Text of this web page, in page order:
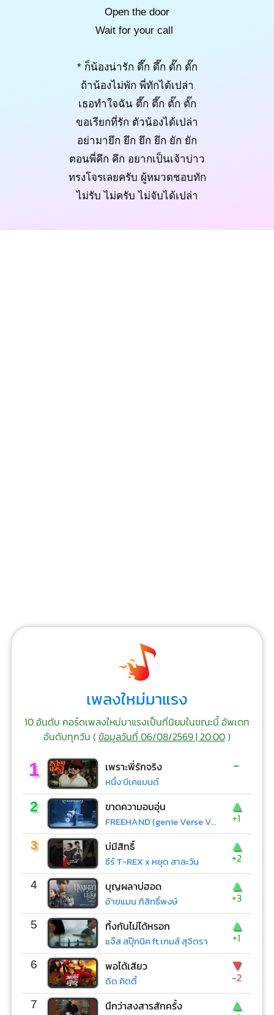
Open the door
Wait for your call
* ก็น้องน่ารัก ดึ๊ก ดึ๊ก ดั๊ก ดั๊ก
ถ้าน้องไม่พัก พี่ทักได้เปล่า
เธอทำใจฉัน ตึ๊ก ตึ๊ก ตั๊ก ตั๊ก
ขอเรียกที่รัก ตัวน้องได้เปล่า
อย่ามายึก ยึก ยึก ยึก ยัก ยัก
ตอนพี่คึก คึก อยากเป็นเจ้าบ่าว
ทรงโจรเลยครับ ผู้หมวดชอบทัก
ไม่รับ ไม่ครับ ไม่จับได้เปล่า
เพลงใหม่มาแรง
10 อันดับ คอร์ดเพลงใหม่มาแรงเป็นที่นิยมในขณะนี้ อัพเดท
อันดับทุกวัน (ข้อมูลวันที่ 06/08/2569 | 20:00)
1 เพราะพี่รักจริง
หนึ่ง บีเคแบนด์
-
2 ขาดความอบอุ่น
FREEHAND (genie Verse Vol.1)
▲
+1
3 บ่มีสิทธิ์
ธีร์ T-REX x หยุด สาละวัน
▲
+2
4 บุญผลาบ่ฮอด
อ้ายแมน ภิสิทธิ์พงษ์
▲
+3
5 ทิ้งกันไม่ได้หรอก
แจ๊ส สปุ๊กนิค ft.เกมส์ สุจิตรา
▲
+1
6 พอได้เสียว
ดิด คิตตี้
▼
-2
7 นึกว่าสงสารสักครั้ง ▲